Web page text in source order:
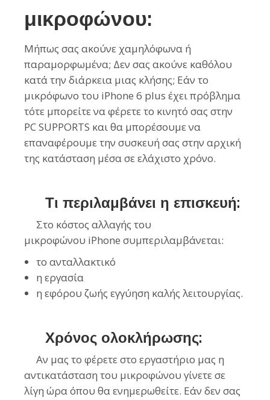
μικροφώνου:
Μήπως σας ακούνε χαμηλόφωνα ή
παραμορφωμένα; Δεν σας ακούνε καθόλου
κατά την διάρκεια μιας κλήσης; Εάν το
μικρόφωνο του iPhone 6 plus έχει πρόβλημα
τότε μπορείτε να φέρετε το κινητό σας στην
PC SUPPORTS και θα μπορέσουμε να
επαναφέρουμε την συσκευή σας στην αρχική
της κατάσταση μέσα σε ελάχιστο χρόνο.
Τι περιλαμβάνει η επισκευή:
Στο κόστος αλλαγής του
μικροφώνου iPhone συμπεριλαμβάνεται:
το ανταλλακτικό
η εργασία
η εφόρου ζωής εγγύηση καλής λειτουργίας.
Χρόνος ολοκλήρωσης:
Αν μας το φέρετε στο εργαστήριο μας η
αντικατάσταση του μικροφώνου γίνετε σε
λίγη ώρα όπου θα ενημερωθείτε. Εάν δεν σας